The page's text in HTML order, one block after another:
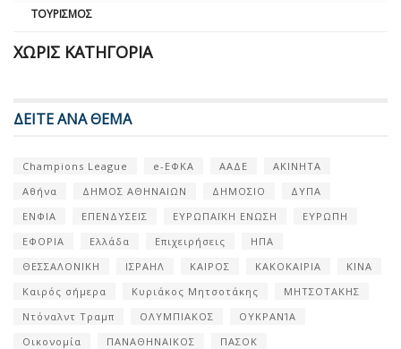
ΤΟΥΡΙΣΜΌΣ
ΧΩΡΊΣ ΚΑΤΗΓΟΡΊΑ
ΔΕΙΤΕ ΑΝΑ ΘΕΜΑ
Champions League e-ΕΦΚΑ ΑΑΔΕ
ΑΚΙΝΗΤΑ
Αθήνα
ΔΗΜΟΣ ΑΘΗΝΑΙΩΝ ΔΗΜΟΣΙΟ
ΔΥΠΑ
ΕΝΦΙΑ
ΕΠΕΝΔΥΣΕΙΣ ΕΥΡΩΠΑΪΚΗ ΕΝΩΣΗ
ΕΥΡΩΠΗ
ΕΦΟΡΙΑ
Ελλάδα Επιχειρήσεις
ΗΠΑ
ΘΕΣΣΑΛΟΝΙΚΗ
ΙΣΡΑΗΛ ΚΑΙΡΟΣ ΚΑΚΟΚΑΙΡΙΑ
ΚΙΝΑ
Καιρός σήμερα
Κυριάκος Μητσοτάκης
ΜΗΤΣΟΤΑΚΗΣ
Ντόναλντ Τραμπ
ΟΛΥΜΠΙΑΚΟΣ
ΟΥΚΡΑΝΊΑ
Οικονομία
ΠΑΝΑΘΗΝΑΙΚΟΣ
ΠΑΣΟΚ